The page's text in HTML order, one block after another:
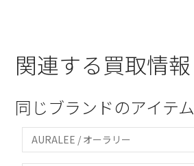
関連する買取情報
同じブランドのアイテム
AURALEE / オーラリー